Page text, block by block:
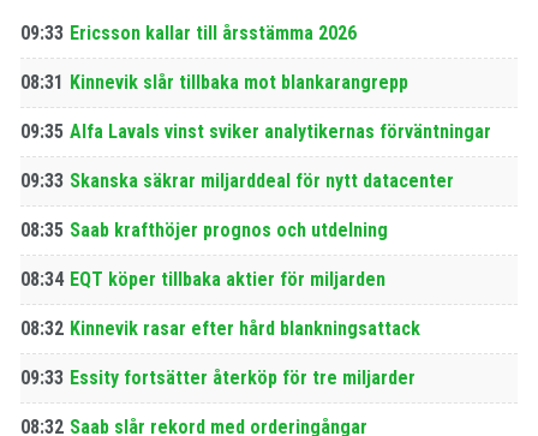
09:33 Ericsson kallar till årsstämma 2026
08:31 Kinnevik slår tillbaka mot blankarangrepp
09:35 Alfa Lavals vinst sviker analytikernas förväntningar
09:33 Skanska säkrar miljarddeal för nytt datacenter
08:35 Saab krafthöjer prognos och utdelning
08:34 EQT köper tillbaka aktier för miljarden
08:32 Kinnevik rasar efter hård blankningsattack
09:33 Essity fortsätter återköp för tre miljarder
08:32 Saab slår rekord med orderingångar